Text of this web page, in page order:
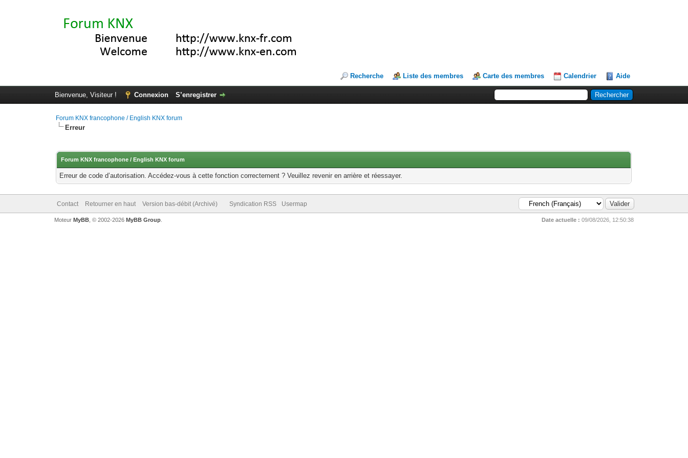
Recherche Liste des membres Carte des membres Calendrier Aide
Bienvenue, Visiteur ! Connexion S’enregistrer
Forum KNX francophone / English KNX forum
Erreur
Forum KNX francophone / English KNX forum
Erreur de code d’autorisation. Accédez-vous à cette fonction correctement ? Veuillez revenir en arrière et réessayer.
Contact Retourner en haut Version bas-débit (Archivé) Syndication RSS Usermap
Date actuelle : 09/08/2026, 12:50:38
Moteur MyBB, © 2002-2026 MyBB Group.